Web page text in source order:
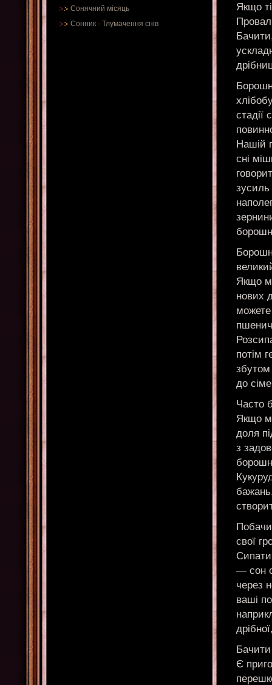
Сонячний місяць
Сонник - Тлумачення снів
Якщо
Провал
стадії
Нашій
сні
Якщо
нових
потім
до
Часто
Якщо
доля
з
свої
— сон
через
ваші
Є